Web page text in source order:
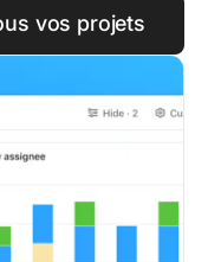
vos projets